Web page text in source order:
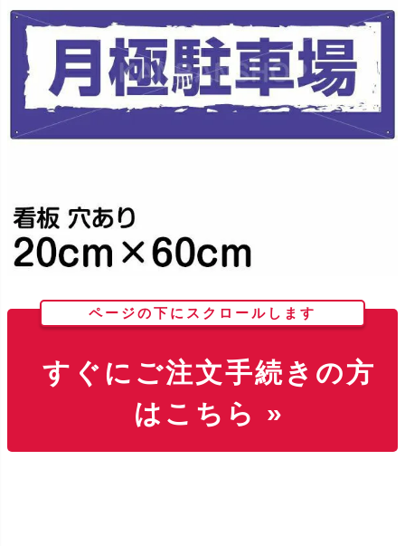
ページの下にスクロールします
すぐにご注文手続きの方
はこちら »